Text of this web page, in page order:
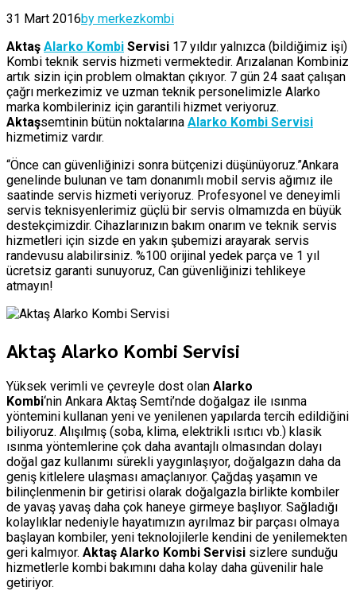
31 Mart 2016by merkezkombi
Aktaş Alarko Kombi Servisi 17 yıldır yalnızca (bildiğimiz işi)
Kombi teknik servis hizmeti vermektedir. Arızalanan Kombiniz
artık sizin için problem olmaktan çıkıyor. 7 gün 24 saat çalışan
çağrı merkezimiz ve uzman teknik personelimizle Alarko
marka kombileriniz için garantili hizmet veriyoruz.
Aktaşsemtinin bütün noktalarına Alarko Kombi Servisi
hizmetimiz vardır.
“Önce can güvenliğinizi sonra bütçenizi düşünüyoruz.”Ankara
genelinde bulunan ve tam donanımlı mobil servis ağımız ile
saatinde servis hizmeti veriyoruz. Profesyonel ve deneyimli
servis teknisyenlerimiz güçlü bir servis olmamızda en büyük
destekçimizdir. Cihazlarınızın bakım onarım ve teknik servis
hizmetleri için sizde en yakın şubemizi arayarak servis
randevusu alabilirsiniz. %100 orijinal yedek parça ve 1 yıl
ücretsiz garanti sunuyoruz, Can güvenliğinizi tehlikeye
atmayın!
Aktaş Alarko Kombi Servisi
Yüksek verimli ve çevreyle dost olan Alarko
Kombi‘nin Ankara Aktaş Semti’nde doğalgaz ile ısınma
yöntemini kullanan yeni ve yenilenen yapılarda tercih edildiğini
biliyoruz. Alışılmış (soba, klima, elektrikli ısıtıcı vb.) klasik
ısınma yöntemlerine çok daha avantajlı olmasından dolayı
doğal gaz kullanımı sürekli yaygınlaşıyor, doğalgazın daha da
geniş kitlelere ulaşması amaçlanıyor. Çağdaş yaşamın ve
bilinçlenmenin bir getirisi olarak doğalgazla birlikte kombiler
de yavaş yavaş daha çok haneye girmeye başlıyor. Sağladığı
kolaylıklar nedeniyle hayatımızın ayrılmaz bir parçası olmaya
başlayan kombiler, yeni teknolojilerle kendini de yenilemekten
geri kalmıyor. Aktaş Alarko Kombi Servisi sizlere sunduğu
hizmetlerle kombi bakımını daha kolay daha güvenilir hale
getiriyor.